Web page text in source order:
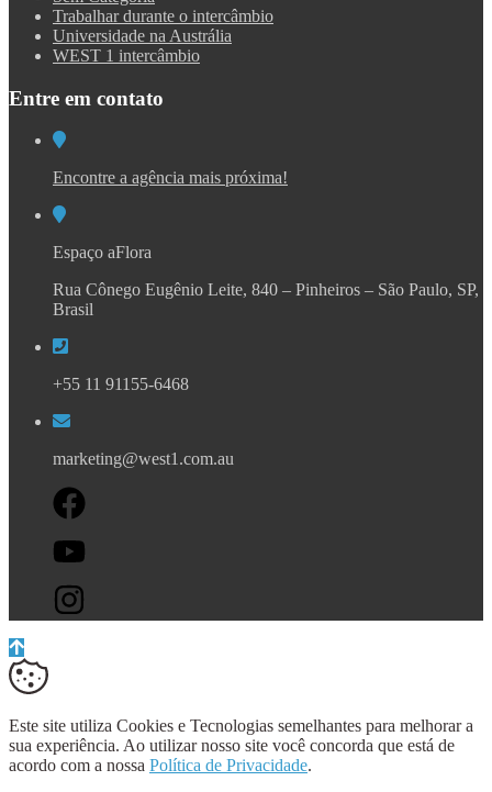
Trabalhar durante o intercâmbio
Universidade na Austrália
WEST 1 intercâmbio
Entre em contato
Encontre a agência mais próxima!
Espaço aFlora
Rua Cônego Eugênio Leite, 840 – Pinheiros – São Paulo, SP,
Brasil
+55 11 91155-6468
marketing@west1.com.au
Este site utiliza Cookies e Tecnologias semelhantes para melhorar a
sua experiência. Ao utilizar nosso site você concorda que está de
acordo com a nossa Política de Privacidade.